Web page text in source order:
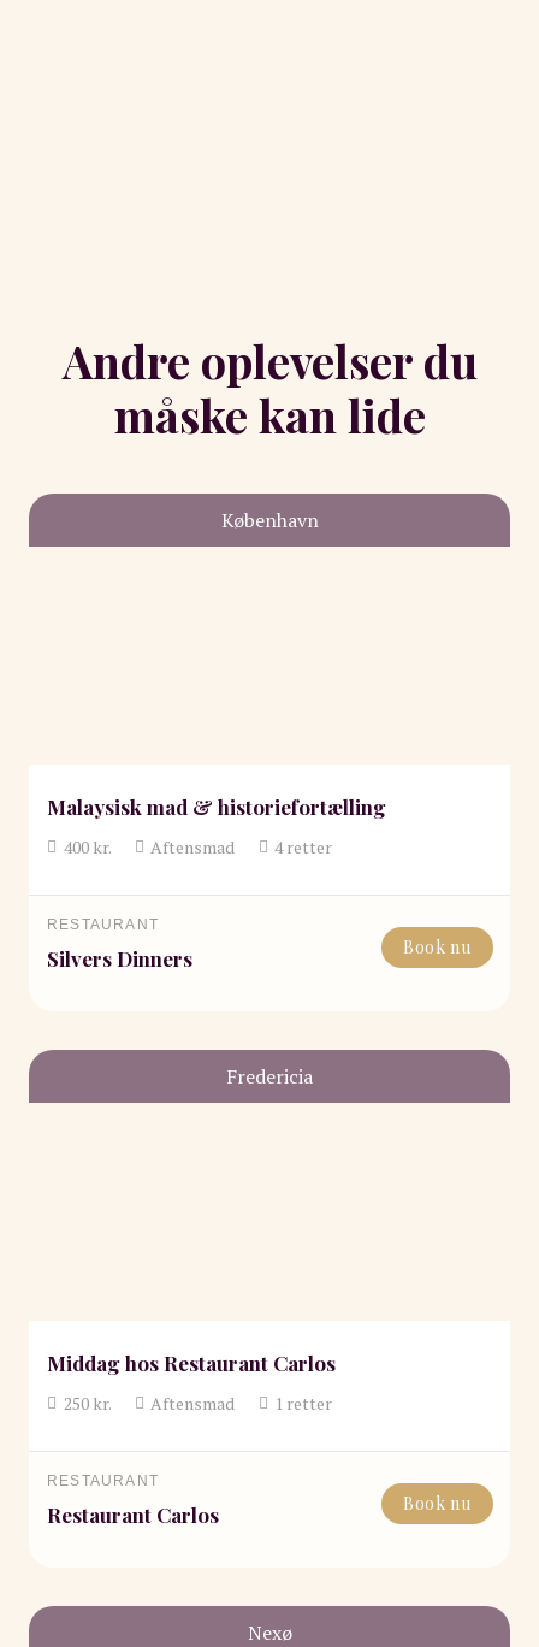
Andre oplevelser du
måske kan lide
København
Malaysisk mad & historiefortælling
400kr. Aftensmad 4retter
RESTAURANT
Silvers Dinners Book nu
Fredericia
Middag hos Restaurant Carlos
250kr. Aftensmad 1 retter
RESTAURANT
Restaurant Carlos Book nu
Nexø